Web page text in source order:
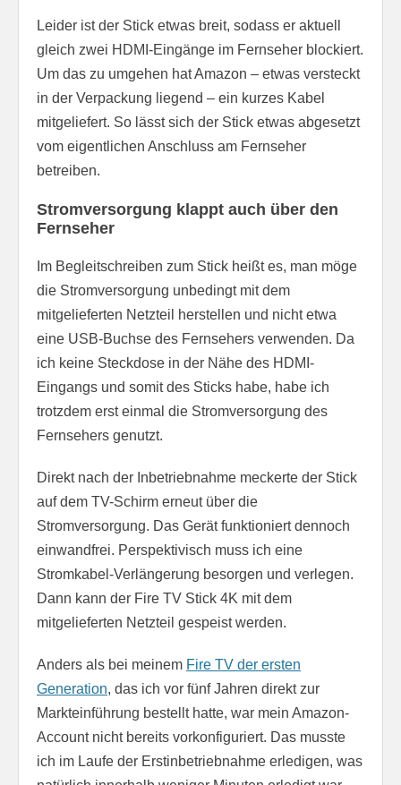
Leider ist der Stick etwas breit, sodass er aktuell
gleich zwei HDMI-Eingänge im Fernseher blockiert.
Um das zu umgehen hat Amazon – etwas versteckt
in der Verpackung liegend – ein kurzes Kabel
mitgeliefert. So lässt sich der Stick etwas abgesetzt
vom eigentlichen Anschluss am Fernseher
betreiben.
Stromversorgung klappt auch über den
Fernseher
Im Begleitschreiben zum Stick heißt es, man möge
die Stromversorgung unbedingt mit dem
mitgelieferten Netzteil herstellen und nicht etwa
eine USB-Buchse des Fernsehers verwenden. Da
ich keine Steckdose in der Nähe des HDMI-
Eingangs und somit des Sticks habe, habe ich
trotzdem erst einmal die Stromversorgung des
Fernsehers genutzt.
Direkt nach der Inbetriebnahme meckerte der Stick
auf dem TV-Schirm erneut über die
Stromversorgung. Das Gerät funktioniert dennoch
einwandfrei. Perspektivisch muss ich eine
Stromkabel-Verlängerung besorgen und verlegen.
Dann kann der Fire TV Stick 4K mit dem
mitgelieferten Netzteil gespeist werden.
Anders als bei meinem Fire TV der ersten
Generation, das ich vor fünf Jahren direkt zur
Markteinführung bestellt hatte, war mein Amazon-
Account nicht bereits vorkonfiguriert. Das musste
ich im Laufe der Erstinbetriebnahme erledigen, was